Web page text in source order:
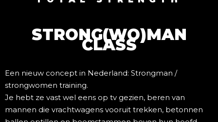
STRONG(WO)MAN
CLASS
Een nieuw concept in Nederland: Strongman /
strongwomen training.
Je hebt ze vast wel eens op tv gezien, beren van
mannen die vrachtwagens vooruit trekken, betonnen